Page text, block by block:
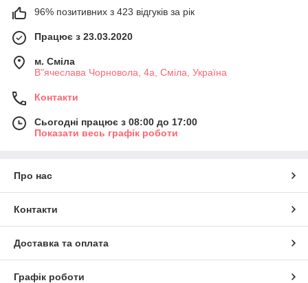
96% позитивних з 423 відгуків за рік
Працює з 23.03.2020
м. Сміла
В"ячеслава Чорновола, 4а, Сміла, Україна
Контакти
Сьогодні працює з 08:00 до 17:00
Показати весь графік роботи
Про нас
Контакти
Доставка та оплата
Графік роботи